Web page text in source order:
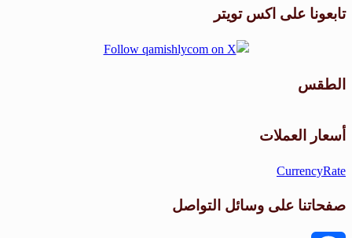
تابعونا على اكس تويتر
الطقس
أسعار العملات
CurrencyRate
صفحاتنا على وسائل التواصل